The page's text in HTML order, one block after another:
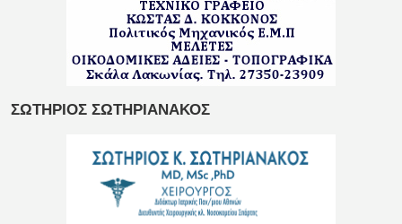
ΣΩΤΗΡΙΟΣ ΣΩΤΗΡΙΑΝΑΚΟΣ